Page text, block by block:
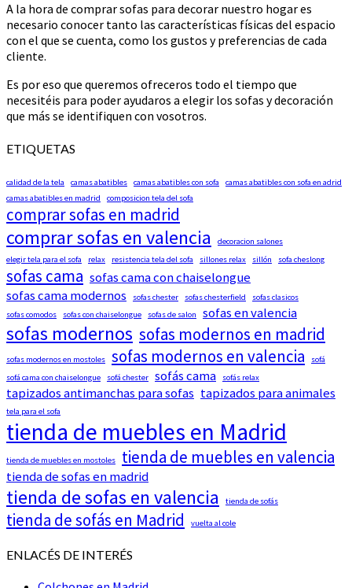
A la hora de comprar sofas para decorar nuestro hogar es
necesario conocer tanto las características físicas del espacio
con el que se cuenta, como los gustos y preferencias de cada
cliente.
Es por eso que queremos ofreceros todo el tiempo que
necesitéis para poder ayudaros a elegir los sofas y decoración
que más se identifiquen con vosotros.
ETIQUETAS
calidad de la tela camas abatibles camas abatibles con sofa
camas abatibles con sofa en adrid
camas abatibles en madrid
composicion tela del sofa
comprar sofas en madrid
comprar sofas en valencia
decoracion salones
elegir tela para el sofa
relax resistencia tela del sofa sillones relax sillón sofa cheslong
sofas cama sofas cama con chaiselongue
sofas cama modernos
sofas chester sofas chesterfield
sofas clasicos
sofas comodos
sofas con chaiselongue sofas de salon sofas en valencia
sofas modernos sofas modernos en madrid
sofas modernos en mostoles sofas modernos en valencia
sofá
sofá cama con chaiselongue
sofá chester sofás cama sofás relax
tapizados antimanchas para sofas tapizados para animales
tela para el sofa
tienda de muebles en Madrid
tienda de muebles en mostoles tienda de muebles en valencia
tienda de sofas en madrid
tienda de sofas en valencia tienda de sofás
tienda de sofás en Madrid vuelta al cole
ENLACÉS DE INTERÉS